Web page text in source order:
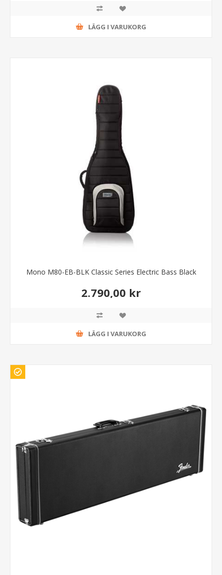
LÄGG I VARUKORG
Mono M80-EB-BLK Classic Series Electric Bass Black
2.790,00 kr
LÄGG I VARUKORG